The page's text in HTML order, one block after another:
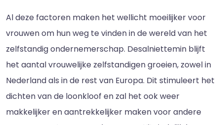
Al deze factoren maken het wellicht moeilijker voor
vrouwen om hun weg te vinden in de wereld van het
zelfstandig ondernemerschap. Desalniettemin blijft
het aantal vrouwelijke zelfstandigen groeien, zowel in
Nederland als in de rest van Europa. Dit stimuleert het
dichten van de loonkloof en zal het ook weer
makkelijker en aantrekkelijker maken voor andere